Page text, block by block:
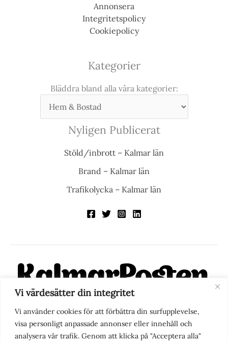
Vi värdesätter din integritet
Vi använder cookies för att förbättra din surfupplevelse,
visa personligt anpassade annonser eller innehåll och
analysera vår trafik. Genom att klicka på "Acceptera alla"
Annonsera
Integritetspolicy
Cookiepolicy
Kategorier
Bläddra bland alla våra kategorier:
Nyligen Publicerat
Stöld/inbrott – Kalmar län
Brand – Kalmar län
Trafikolycka – Kalmar län
KalmarPosten är en modern lokalnyhetstidning på nätet. Med
fokus på Kalmarregionen, men också med blick för det större
perspektivet, vill vi vara din självklara kanal för nyheter,
berättelser och engagemang. KalmarPosten grundades 1988 och